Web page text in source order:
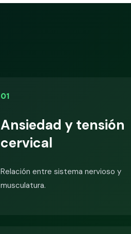
01
Ansiedad y tensión
cervical
Relación entre sistema nervioso y
musculatura.